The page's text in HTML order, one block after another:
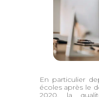
En particulier
écoles après le
2020, la